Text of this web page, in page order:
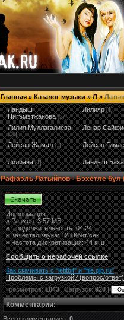
Главная»Каталог музыки»Л»
Ландыш
Нигъмэтжанова [57]
Лилияр [1]
Лилия Муллагалиева
[10]
Ленар
Лейсан Жамал [1] Лейсан
Лилиана [1] Ландыш
Рафаэль Латыйпов - Бэхетле бул
Информация:
»Размер:3.57 МБ
» Продолжительность: 04:24
» Качество звука: 128 Кбит/сек
» Частота дискретизация: 44 кГц
Сообщить о нерабочей ссылке
Как скачивать с "letitbit" и "file.qip.ru"
Проблемы с загрузкой? (вопрос/ответ)
Просмотров:1843| Загрузок:920|
Комментарии: